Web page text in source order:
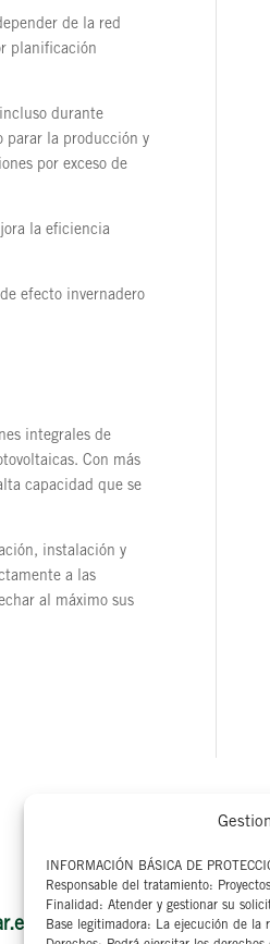
INFORMACIÓN BÁSICA DE
Responsable del tratamiento:
Finalidad: Atender y gestionar su
Base legitimadora: La ejecución de la
de la red
planificación
durante
parar la producción y
por exceso de
la eficiencia
efecto invernadero
integrales de
Con más
capacidad que se
instalación y
a las
al máximo sus